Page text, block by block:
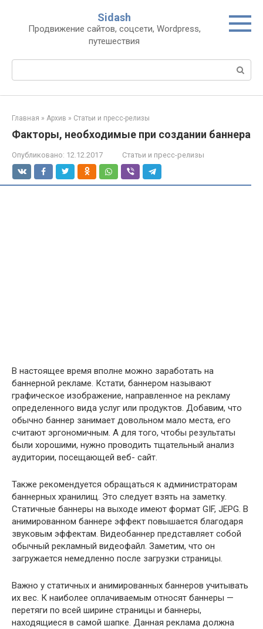
контенту
Sidash
Продвижение сайтов, соцсети, Wordpress,
путешествия
Главная » Архив » Статьи и пресс-релизы
Факторы, необходимые при создании баннера
Опубликовано: 12.12.2017 Статьи и пресс-релизы
В настоящее время вполне можно заработать на
баннерной рекламе. Кстати, баннером называют
графическое изображение, направленное на рекламу
определенного вида услуг или продуктов. Добавим, что
обычно баннер занимает довольном мало места, его
считают эргономичным. А для того, чтобы результаты
были хорошими, нужно проводить тщательный анализ
аудитории, посещающей веб- сайт.
Также рекомендуется обращаться к администраторам
баннерных хранилищ. Это следует взять на заметку.
Статичные баннеры на выходе имеют формат GIF, JEPG. В
анимированном баннере эффект повышается благодаря
звуковым эффектам. Видеобаннер представляет собой
обычный рекламный видеофайл. Заметим, что он
загружается немедленно после загрузки страницы.
Важно у статичных и анимированных баннеров учитывать
их вес. К наиболее оплачиваемым относят баннеры —
перетяги по всей ширине страницы и баннеры,
находящиеся в самой шапке. Данная реклама должна